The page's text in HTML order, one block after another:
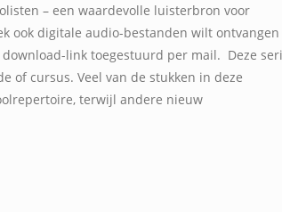
– een waardevolle luisterbron voor
ook digitale audio-bestanden wilt ontvangen
link toegestuurd per mail. Deze
of cursus. Veel van de stukken in deze
terwijl andere nieuw